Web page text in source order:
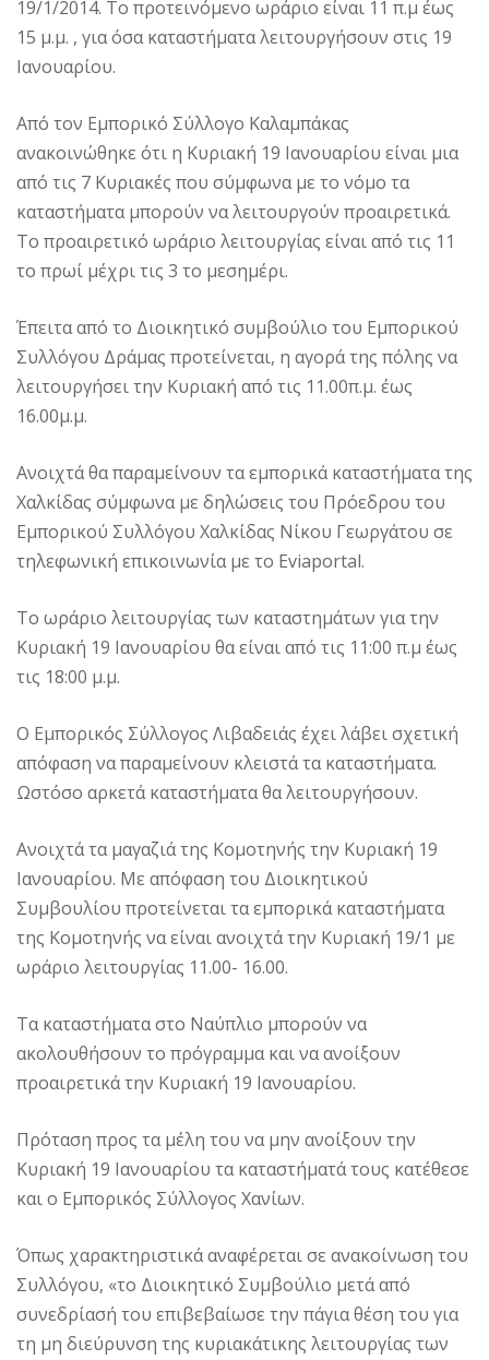
19/1/2014. Το προτεινόμενο ωράριο είναι 11 π.μ έως
15 μ.μ. , για όσα καταστήματα λειτουργήσουν στις 19
Ιανουαρίου.
Από τον Εμπορικό Σύλλογο Καλαμπάκας
ανακοινώθηκε ότι η Κυριακή 19 Ιανουαρίου είναι μια
από τις 7 Κυριακές που σύμφωνα με το νόμο τα
καταστήματα μπορούν να λειτουργούν προαιρετικά.
Το προαιρετικό ωράριο λειτουργίας είναι από τις 11
το πρωί μέχρι τις 3 το μεσημέρι.
Έπειτα από το Διοικητικό συμβούλιο του Εμπορικού
Συλλόγου Δράμας προτείνεται, η αγορά της πόλης να
λειτουργήσει την Κυριακή από τις 11.00π.μ. έως
16.00μ.μ.
Ανοιχτά θα παραμείνουν τα εμπορικά καταστήματα της
Χαλκίδας σύμφωνα με δηλώσεις του Πρόεδρου του
Εμπορικού Συλλόγου Χαλκίδας Νίκου Γεωργάτου σε
τηλεφωνική επικοινωνία με το Eviaportal.
Το ωράριο λειτουργίας των καταστημάτων για την
Κυριακή 19 Ιανουαρίου θα είναι από τις 11:00 π.μ έως
τις 18:00 μ.μ.
Ο Εμπορικός Σύλλογος Λιβαδειάς έχει λάβει σχετική
απόφαση να παραμείνουν κλειστά τα καταστήματα.
Ωστόσο αρκετά καταστήματα θα λειτουργήσουν.
Ανοιχτά τα μαγαζιά της Κομοτηνής την Κυριακή 19
Ιανουαρίου. Με απόφαση του Διοικητικού
Συμβουλίου προτείνεται τα εμπορικά καταστήματα
της Κομοτηνής να είναι ανοιχτά την Κυριακή 19/1 με
ωράριο λειτουργίας 11.00- 16.00.
Τα καταστήματα στο Ναύπλιο μπορούν να
ακολουθήσουν το πρόγραμμα και να ανοίξουν
προαιρετικά την Κυριακή 19 Ιανουαρίου.
Πρόταση προς τα μέλη του να μην ανοίξουν την
Κυριακή 19 Ιανουαρίου τα καταστήματά τους κατέθεσε
και ο Εμπορικός Σύλλογος Χανίων.
Όπως χαρακτηριστικά αναφέρεται σε ανακοίνωση του
Συλλόγου, «το Διοικητικό Συμβούλιο μετά από
συνεδρίασή του επιβεβαίωσε την πάγια θέση του για
τη μη διεύρυνση της κυριακάτικης λειτουργίας των